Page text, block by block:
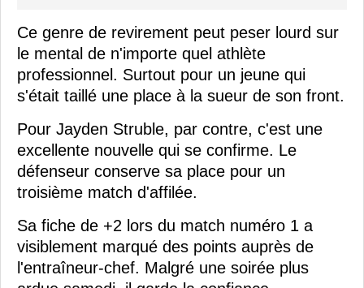
Ce genre de revirement peut peser lourd sur
le mental de n'importe quel athlète
professionnel. Surtout pour un jeune qui
s'était taillé une place à la sueur de son front.
Pour Jayden Struble, par contre, c'est une
excellente nouvelle qui se confirme. Le
défenseur conserve sa place pour un
troisième match d'affilée.
Sa fiche de +2 lors du match numéro 1 a
visiblement marqué des points auprès de
l'entraîneur-chef. Malgré une soirée plus